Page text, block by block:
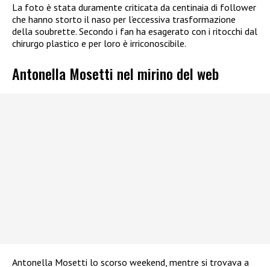
La foto è stata duramente criticata da centinaia di follower
che hanno storto il naso per l’eccessiva trasformazione
della soubrette. Secondo i fan ha esagerato con i ritocchi dal
chirurgo plastico e per loro è irriconoscibile.
Antonella Mosetti nel mirino del web
Antonella Mosetti lo scorso weekend, mentre si trovava a